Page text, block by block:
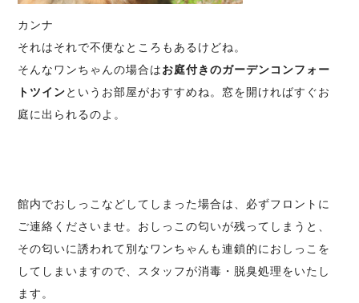
カンナ
それはそれで不便なところもあるけどね。
そんなワンちゃんの場合はお庭付きのガーデンコンフォー
トツインというお部屋がおすすめね。窓を開ければすぐお
庭に出られるのよ。
館内でおしっこなどしてしまった場合は、必ずフロントに
ご連絡くださいませ。おしっこの匂いが残ってしまうと、
その匂いに誘われて別なワンちゃんも連鎖的におしっこを
してしまいますので、スタッフが消毒・脱臭処理をいたし
ます。